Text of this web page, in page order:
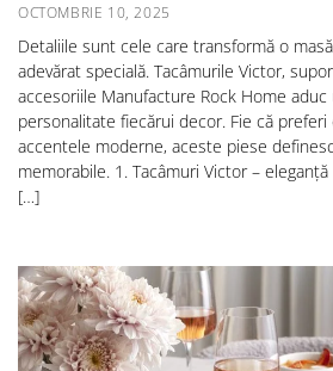
OCTOMBRIE 10, 2025
Detaliile sunt cele care transformă o
adevărat specială. Tacâmurile Victor,
accesoriile Manufacture Rock Home
personalitate fiecărui decor. Fie că preferi
accentele moderne, aceste piese
memorabile. 1. Tacâmuri Victor –
[…]